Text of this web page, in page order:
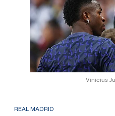
Vinicius
REAL MADRID